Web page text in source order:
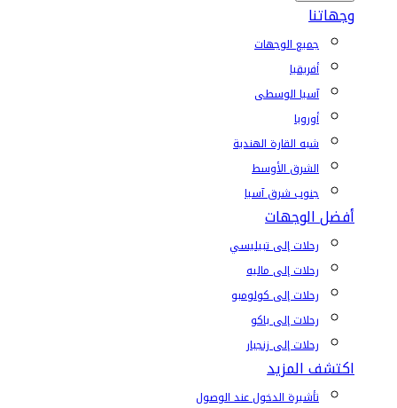
وجهاتنا
جميع الوجهات
أفريقيا
آسيا الوسطى
أوروبا
شبه القارة الهندية
الشرق الأوسط
جنوب شرق آسيا
أفضل الوجهات
رحلات إلى تبيليسي
رحلات إلى ماليه
رحلات إلى كولومبو
رحلات إلى باكو
رحلات إلى زنجبار
اكتشف المزيد
تأشيرة الدخول عند الوصول